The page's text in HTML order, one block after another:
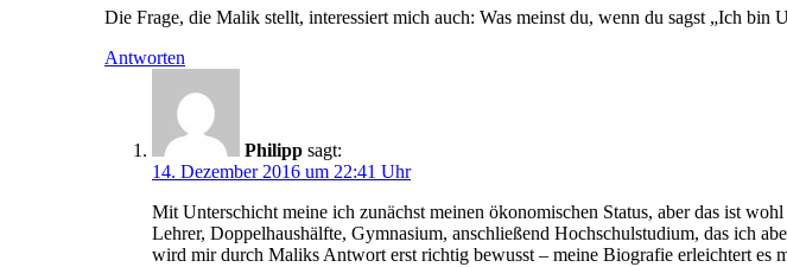
Die Frage, die Malik stellt, interessiert mich auch: Was meinst du, wenn du sagst „Ich bin
Antworten
Philipp sagt:
14. Dezember 2016 um 22:41 Uhr
Mit Unterschicht meine ich zunächst meinen ökonomischen Status, aber das ist
Lehrer, Doppelhaushälfte, Gymnasium, anschließend Hochschulstudium, das ich
wird mir durch Maliks Antwort erst richtig bewusst – meine Biografie erleichtert es